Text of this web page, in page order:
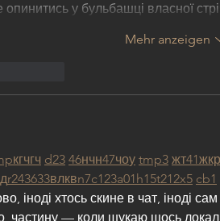
опинитись у бульбашці власної
Mehr anzeigen
кгчгч d23 46нчн47чоу tmp3 жт41жкр
r243633влквn7c123a01 h15t212x5 cb1
іноді хтось скине в чат, іноді
частину — коли шукаю щось